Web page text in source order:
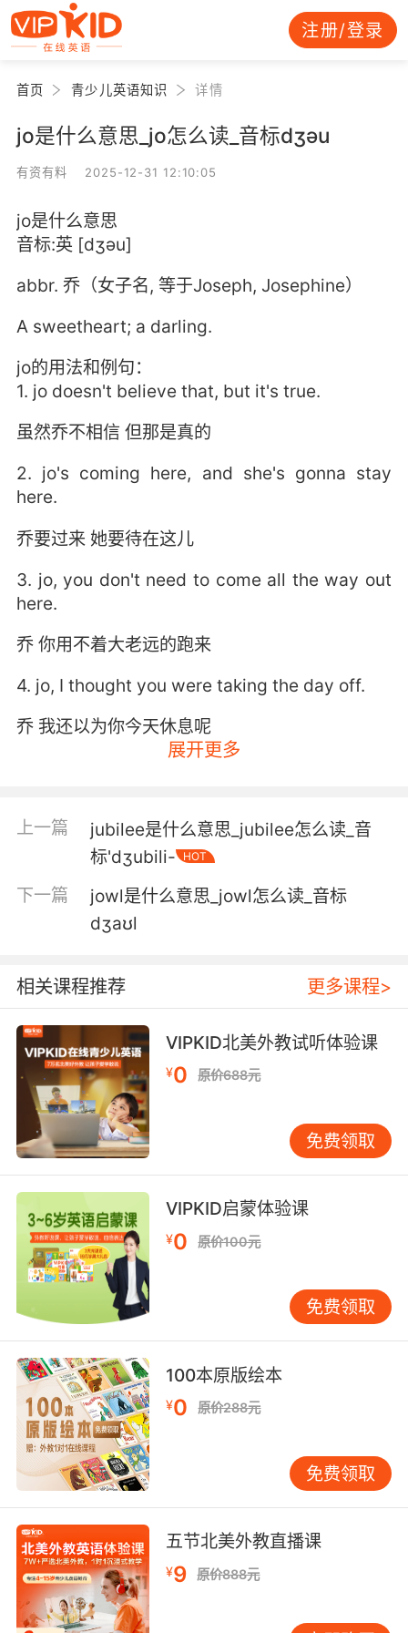
注册/登录
首页 青少儿英语知识 详情
jo是什么意思_jo怎么读_音标dʒәu
有资有料 2025-12-31 12:10:05
jo是什么意思
音标:英 [dʒәu]
abbr. 乔（女子名, 等于Joseph, Josephine）
A sweetheart; a darling.
jo的用法和例句：
1. jo doesn't believe that, but it's true.
虽然乔不相信 但那是真的
2. jo's coming here, and she's gonna stay
here.
乔要过来 她要待在这儿
3. jo, you don't need to come all the way out
here.
乔 你用不着大老远的跑来
4. jo, I thought you were taking the day off.
乔 我还以为你今天休息呢
6. jo is the most feminist, like, activist.
乔是十足的女权主义者 积极分子
7. jo's wild imagination has been there in
乔疯狂大胆的想象早已先我一步到达了那里
8. jo, you were exhausted and out of your
mind on that flight.
乔 你那时候很累了 坐飞机坐得晕晕的
9. jo and I cut a deal, and I stashed it.
10. jo, you shouldn't be anywhere near this
case.
乔 你不该和这案子扯上任何关系
展开更多
上一篇
jubilee是什么意思_jubilee怎么读_音
标'dʒubili-
HOT
下一篇
jowl是什么意思_jowl怎么读_音标
dʒaʊl
相关课程推荐 更多课程>
VIPKID北美外教试听体验课
¥0 原价688元
免费领取
VIPKID启蒙体验课
¥0 原价100元
免费领取
100本原版绘本
¥0 原价288元
免费领取
五节北美外教直播课
¥9 原价888元